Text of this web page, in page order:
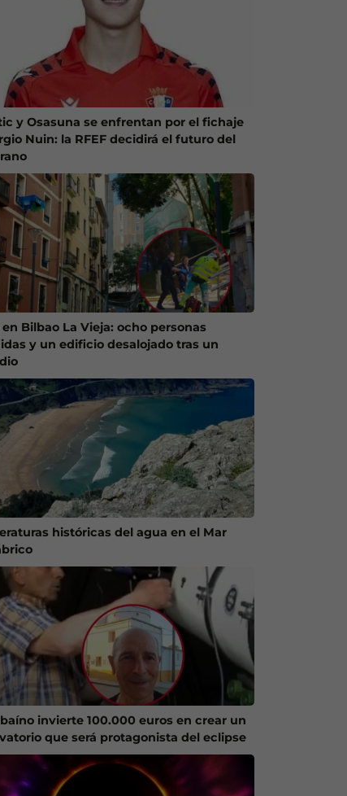
y Osasuna se enfrentan por el fichaje
Nuin: la RFEF decidirá el futuro del
Bilbao La Vieja: ocho personas
y un edificio desalojado tras un
históricas del agua en el Mar
invierte 100.000 euros en crear un
que será protagonista del eclipse